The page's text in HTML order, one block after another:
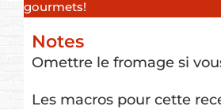
gourmets!
Notes
Omettre le fromage si
Les macros pour cette